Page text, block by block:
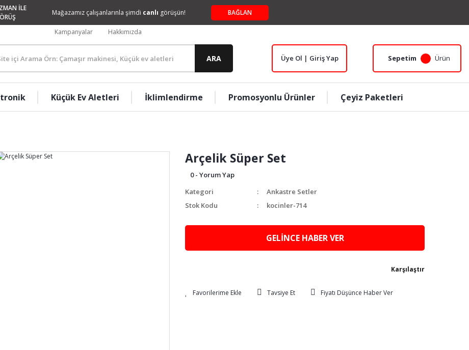
İLE
Mağazamız çalışanlarınla şimdi canlı görüşün! BAĞLAN
Kampanyalar Hakkımızda
ARA Üye Ol | Giriş Yap Sepetim Ürün
Küçük Ev Aletleri İklimlendirme Promosyonlu Ürünler Çeyiz Paketleri
Arçelik Süper Set
0 - Yorum Yap
Kategori
Ankastre Setler
Stok Kodu
kocinler-714
GELİNCE HABER VER
Karşılaştır
Tavsiye Et Fiyatı Düşünce Haber Ver